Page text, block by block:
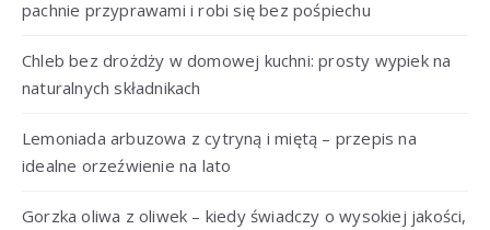
pachnie przyprawami i robi się bez pośpiechu
Chleb bez drożdży w domowej kuchni: prosty wypiek na
naturalnych składnikach
Lemoniada arbuzowa z cytryną i miętą – przepis na
idealne orzeźwienie na lato
Gorzka oliwa z oliwek – kiedy świadczy o wysokiej jakości,